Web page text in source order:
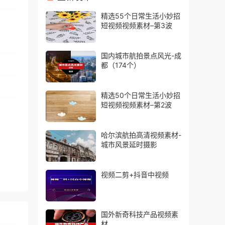
精选55个日常生活小妙招
短视频视频素材–第3波
国内城市航拍景点风光-成
都（174个）
精选50个日常生活小妙招
短视频视频素材–第2波
哈尔滨航拍高清视频素材-
城市风景延时摄影
视频二剪+抖音中视频
国外新奇科技产品视频素